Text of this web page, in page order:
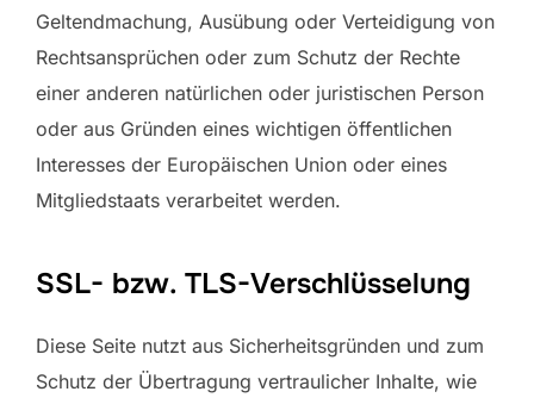
Geltendmachung, Ausübung oder Verteidigung von
Rechtsansprüchen oder zum Schutz der Rechte
einer anderen natürlichen oder juristischen Person
oder aus Gründen eines wichtigen öffentlichen
Interesses der Europäischen Union oder eines
Mitgliedstaats verarbeitet werden.
SSL- bzw. TLS-Verschlüsselung
Diese Seite nutzt aus Sicherheitsgründen und zum
Schutz der Übertragung vertraulicher Inhalte, wie